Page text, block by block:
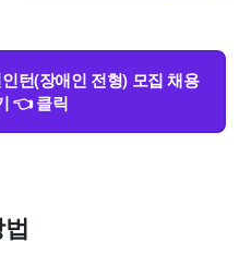
턴(장애인 전형) 모집 채용
👈 클릭